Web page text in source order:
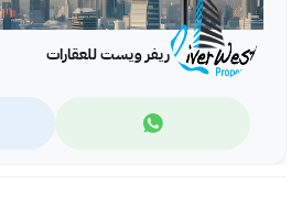
ريفر ويست للعقارات
تعتبر منطقة المعيشة وتناول الطعام ذات المخطط
الاسترخاء والاسترخاء ، وأسطح عمل المطبخ
الأجهزة المدمجة والخزائن المدمجة.